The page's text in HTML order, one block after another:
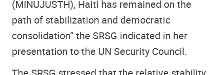
(MINUJUSTH), Haiti has remained on the
path of stabilization and democratic
consolidation” the SRSG indicated in her
presentation to the UN Security Council.